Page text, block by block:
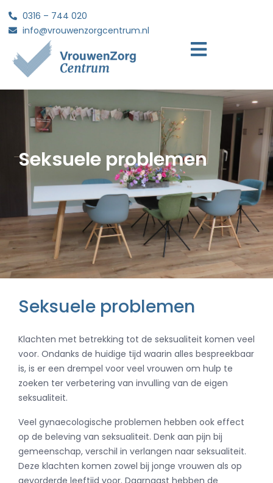
0316 – 744 020
info@vrouwenzorgcentrum.nl
Seksuele problemen
Seksuele problemen
Klachten met betrekking tot de seksualiteit komen veel
voor. Ondanks de huidige tijd waarin alles bespreekbaar
is, is er een drempel voor veel vrouwen om hulp te
zoeken ter verbetering van invulling van de eigen
seksualiteit.
Veel gynaecologische problemen hebben ook effect
op de beleving van seksualiteit. Denk aan pijn bij
gemeenschap, verschil in verlangen naar seksualiteit.
Deze klachten komen zowel bij jonge vrouwen als op